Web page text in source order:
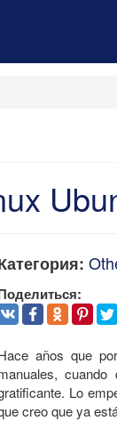
años que
Lo
creo que ya